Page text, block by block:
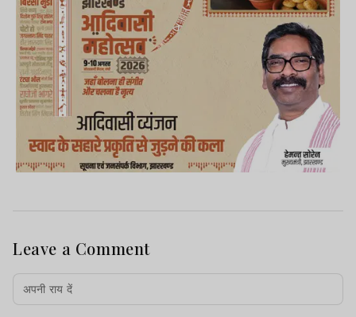
Leave a Comment